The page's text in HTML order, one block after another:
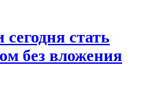
стать
без вложения